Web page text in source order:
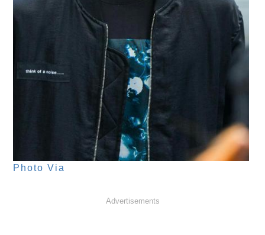
Photo Via
Advertisements